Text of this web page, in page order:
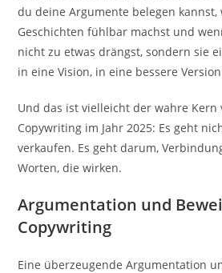
du deine Argumente belegen kannst,
Geschichten fühlbar machst und
nicht zu etwas drängst, sondern sie
in eine Vision, in eine bessere
Und das ist vielleicht der wahre Kern
Copywriting im Jahr 2025: Es geht
verkaufen. Es geht darum,
Worten, die wirken.
Argumentation und
Copywriting
Eine überzeugende Argumentation